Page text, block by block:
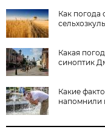
Как погода
Какая
синоптик
Какие
напомнили